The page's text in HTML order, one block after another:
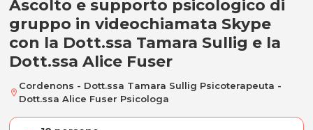
Consulenza psicologica online di
Ascolto e supporto psicologico di
gruppo in videochiamata Skype
con la Dott.ssa Tamara Sullig e la
Dott.ssa Alice Fuser
location_on
Cordenons - Dott.ssa Tamara Sullig Psicoterapeuta -
Dott.ssa Alice Fuser Psicologa